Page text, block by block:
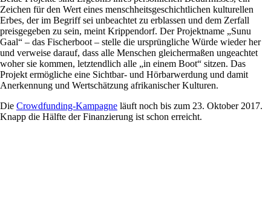
Zeichen für den Wert eines menschheitsgeschichtlichen kulturellen
Erbes, der im Begriff sei unbeachtet zu erblassen und dem Zerfall
preisgegeben zu sein, meint Krippendorf. Der Projektname „Sunu
Gaal“ – das Fischerboot – stelle die ursprüngliche Würde wieder her
und verweise darauf, dass alle Menschen gleichermaßen ungeachtet
woher sie kommen, letztendlich alle „in einem Boot“ sitzen. Das
Projekt ermögliche eine Sichtbar- und Hörbarwerdung und damit
Anerkennung und Wertschätzung afrikanischer Kulturen.
Die Crowdfunding-Kampagne läuft noch bis zum 23. Oktober 2017.
Knapp die Hälfte der Finanzierung ist schon erreicht.